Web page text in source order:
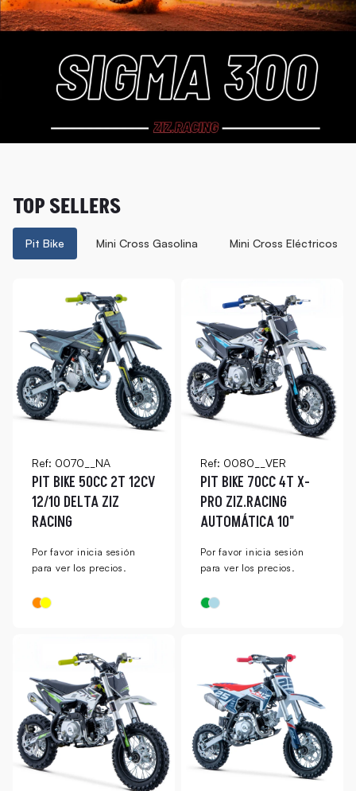
TOP SELLERS
Pit Bike Mini Cross Gasolina Mini Cross Eléctricos
Ref: 0070__NA
PIT BIKE 50CC 2T 12CV
12/10 DELTA ZIZ
RACING
Por favor inicia sesión
para ver los precios.
Ref: 0080__VER
PIT BIKE 70CC 4T X-
PRO ZIZ.RACING
AUTOMÁTICA 10"
Por favor inicia sesión
para ver los precios.